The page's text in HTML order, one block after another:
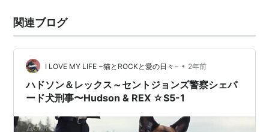
関連ブログ
I LOVE MY LIFE −猫とROCKと愛の日々− • 2年前
ハドソン＆レックス～セントジョンズ警察シェパ
ード犬刑事〜Hudson & REX ☆S5-1